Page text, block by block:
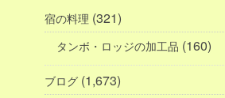
宿の料理 (321)
タンボ・ロッジの加工品 (160)
ブログ (1,673)